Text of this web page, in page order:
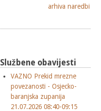
arhiva naredbi
Službene obavijesti
VAZNO Prekid mrezne
povezanosti - Osjecko-
baranjska zupanija
21.07.2026 08:40-09:15